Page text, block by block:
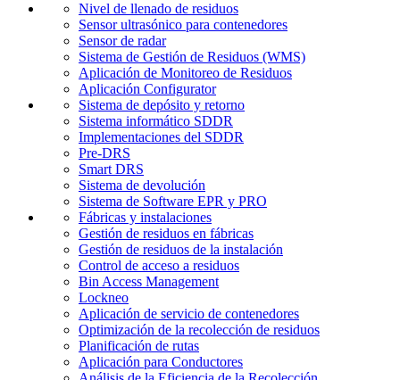
Nivel de llenado de residuos
Sensor ultrasónico para contenedores
Sensor de radar
Sistema de Gestión de Residuos (WMS)
Aplicación de Monitoreo de Residuos
Aplicación Configurator
Sistema de depósito y retorno
Sistema informático SDDR
Implementaciones del SDDR
Pre-DRS
Smart DRS
Sistema de devolución
Sistema de Software EPR y PRO
Fábricas y instalaciones
Gestión de residuos en fábricas
Gestión de residuos de la instalación
Control de acceso a residuos
Bin Access Management
Lockneo
Aplicación de servicio de contenedores
Optimización de la recolección de residuos
Planificación de rutas
Aplicación para Conductores